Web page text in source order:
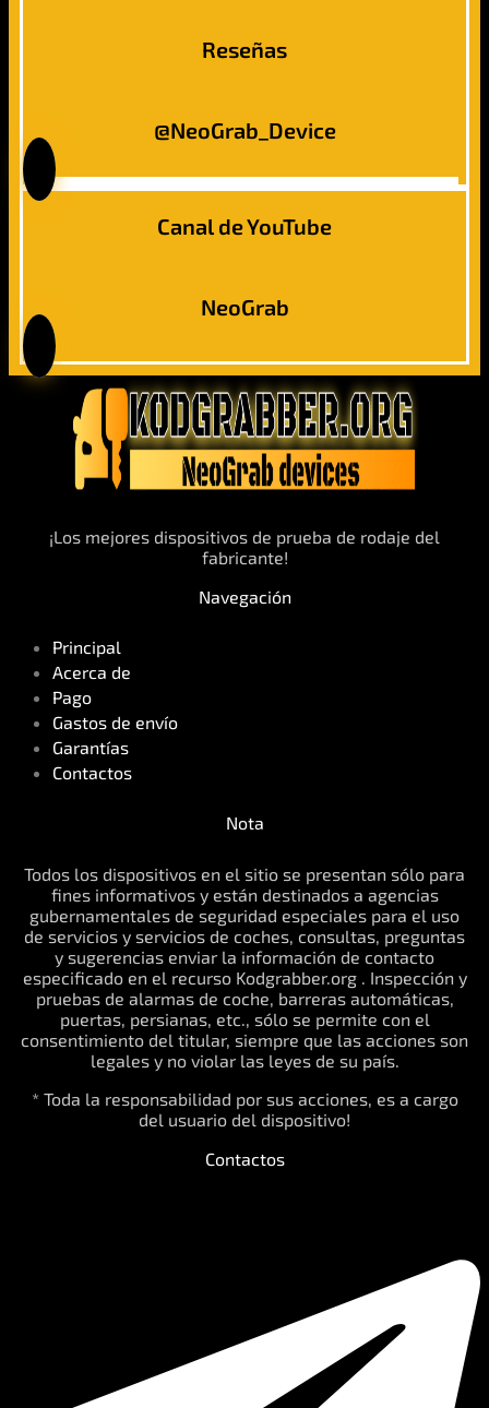
Reseñas
@NeoGrab_Device
Canal de YouTube
NeoGrab
¡Los mejores dispositivos de prueba de rodaje del
fabricante!
Navegación
Principal
Acerca de
Pago
Gastos de envío
Garantías
Contactos
Nota
Todos los dispositivos en el sitio se presentan sólo para
fines informativos y están destinados a agencias
gubernamentales de seguridad especiales para el uso
de servicios y servicios de coches, consultas, preguntas
y sugerencias enviar la información de contacto
especificado en el recurso Kodgrabber.org . Inspección y
pruebas de alarmas de coche, barreras automáticas,
puertas, persianas, etc., sólo se permite con el
consentimiento del titular, siempre que las acciones son
legales y no violar las leyes de su país.
* Toda la responsabilidad por sus acciones, es a cargo
del usuario del dispositivo!
Contactos